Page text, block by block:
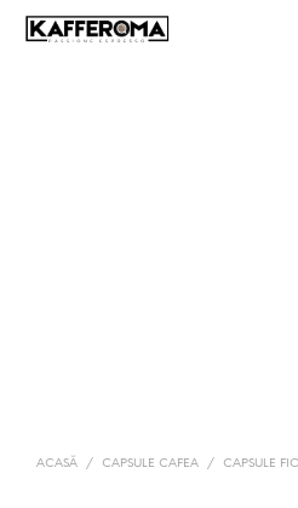
ACASĂ / CAPSULE CAFEA / CAPSULE